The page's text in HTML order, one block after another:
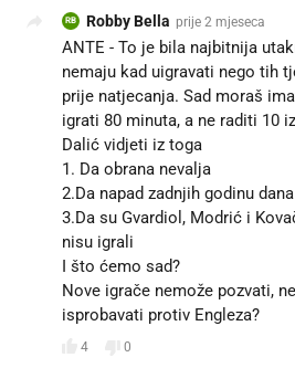
RB Robby Bella prije 2 mjeseca
ANTE - To je bila najbitnija
nemaju kad uigravati nego tih
prije natjecanja. Sad moraš
igrati 80 minuta, a ne raditi 10
Dalić vidjeti iz toga
1. Da obrana nevalja
2.Da napad zadnjih godinu
3.Da su Gvardiol, Modrić i
nisu igrali
I što ćemo sad?
Nove igrače nemože pozvati,
isprobavati protiv Engleza?
4
0